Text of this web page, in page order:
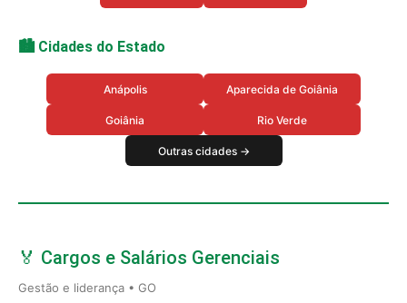
🏙️ Cidades do Estado
Anápolis Aparecida de Goiânia
Goiânia Rio Verde
Outras cidades →
🏅 Cargos e Salários Gerenciais
Gestão e liderança • GO